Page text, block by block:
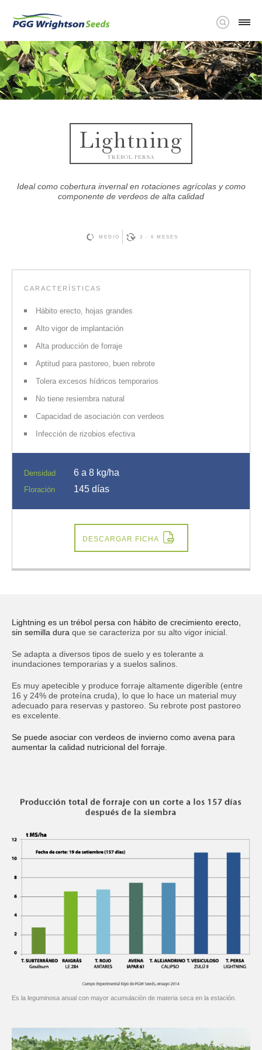
Lightning
TRÉBOL PERSA
Ideal como cobertura invernal en rotaciones agrícolas y como
componente de verdeos de alta calidad
MEDIO 3 - 6 MESES
CARACTERÍSTICAS
Hábito erecto, hojas grandes
Alto vigor de implantación
Alta producción de forraje
Aptitud para pastoreo, buen rebrote
Tolera excesos hídricos temporarios
No tiene resiembra natural
Capacidad de asociación con verdeos
Infección de rizobios efectiva
Densidad 6 a 8 kg/ha
Floración 145 días
DESCARGAR FICHA
Lightning es un trébol persa con hábito de crecimiento erecto,
sin semilla dura que se caracteriza por su alto vigor inicial.
Se adapta a diversos tipos de suelo y es tolerante a
inundaciones temporarias y a suelos salinos.
Es muy apetecible y produce forraje altamente digerible (entre
16 y 24% de proteína cruda), lo que lo hace un material muy
adecuado para reservas y pastoreo. Su rebrote post pastoreo
es excelente.
Se puede asociar con verdeos de invierno como avena para
aumentar la calidad nutricional del forraje.
Es la leguminosa anual con mayor acumulación de materia seca en la estación.
Ingrese sus datos para descargar la ficha.
Apellido Obligatorio
Código de área: Obligatorio
Teléfono: